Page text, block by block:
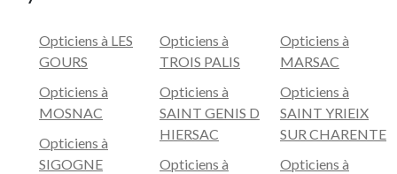
Opticiens à LES
GOURS
Opticiens à
MOSNAC
Opticiens à
SIGOGNE
Opticiens à
TROIS PALIS
Opticiens à
SAINT GENIS D
HIERSAC
Opticiens à
Opticiens à
MARSAC
Opticiens à
SAINT YRIEIX
SUR CHARENTE
Opticiens à